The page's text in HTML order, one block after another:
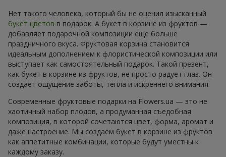
Нет такого человека, который бы не оценил изысканный
букет цветов в подарок. А букет в корзине из фруктов —
добавляет подарочной композиции еще больше
праздничного вкуса. Фруктовая корзина становится
идеальным дополнением к флористической композиции или
выступает как самостоятельный подарок. Такой презент,
как букет в корзине из фруктов, не просто радует глаз. Он
создает ощущение заботы, тепла и искреннего внимания.
Современные фруктовые подарки на Flowers.ua — это не
хаотичный набор плодов, а продуманная съедобная
композиция, в которой сочетаются цвет, форма, аромат и
даже настроение. Мы создаем букет в корзине из фруктов
как аппетитные комбинации, которые будут уместны к
каждому заказу.